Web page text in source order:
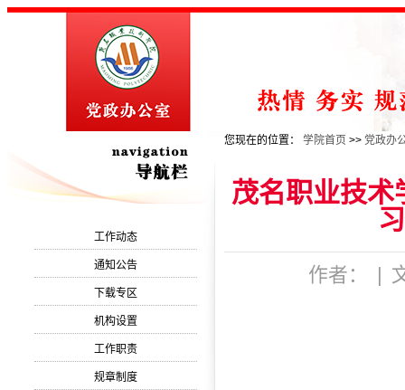
工作动态
通知公告
下载专区
机构设置
工作职责
规章制度
您现在的位置： 学院首页 >> 党政办
茂名职业技术
作者： |